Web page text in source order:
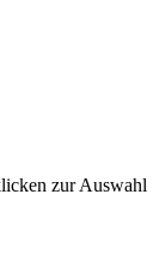
zur Auswahl